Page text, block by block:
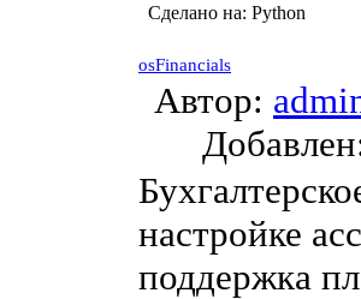
Сделано на: Python
osFinancials
Автор:
настройке
поддержка